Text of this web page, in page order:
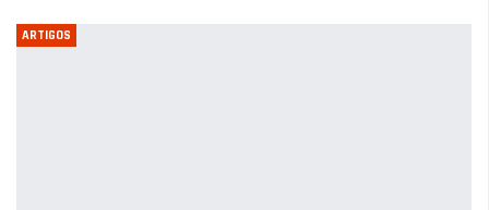
ARTIGOS